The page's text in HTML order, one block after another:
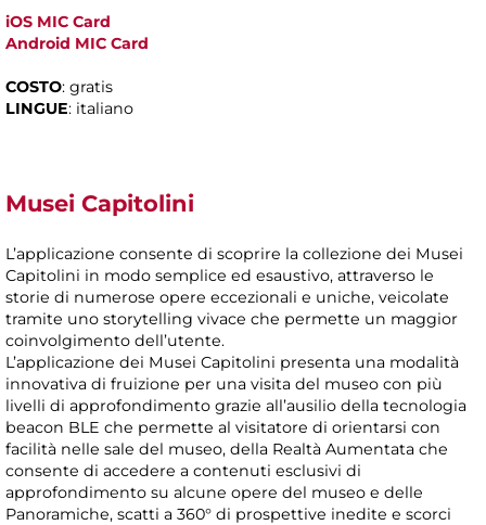
iOS MIC Card
Android MIC Card
COSTO: gratis
LINGUE: italiano
Musei Capitolini
L’applicazione consente di scoprire la collezione dei Musei
Capitolini in modo semplice ed esaustivo, attraverso le
storie di numerose opere eccezionali e uniche, veicolate
tramite uno storytelling vivace che permette un maggior
coinvolgimento dell’utente.
L’applicazione dei Musei Capitolini presenta una modalità
innovativa di fruizione per una visita del museo con più
livelli di approfondimento grazie all’ausilio della tecnologia
beacon BLE che permette al visitatore di orientarsi con
facilità nelle sale del museo, della Realtà Aumentata che
consente di accedere a contenuti esclusivi di
approfondimento su alcune opere del museo e delle
Panoramiche, scatti a 360° di prospettive inedite e scorci